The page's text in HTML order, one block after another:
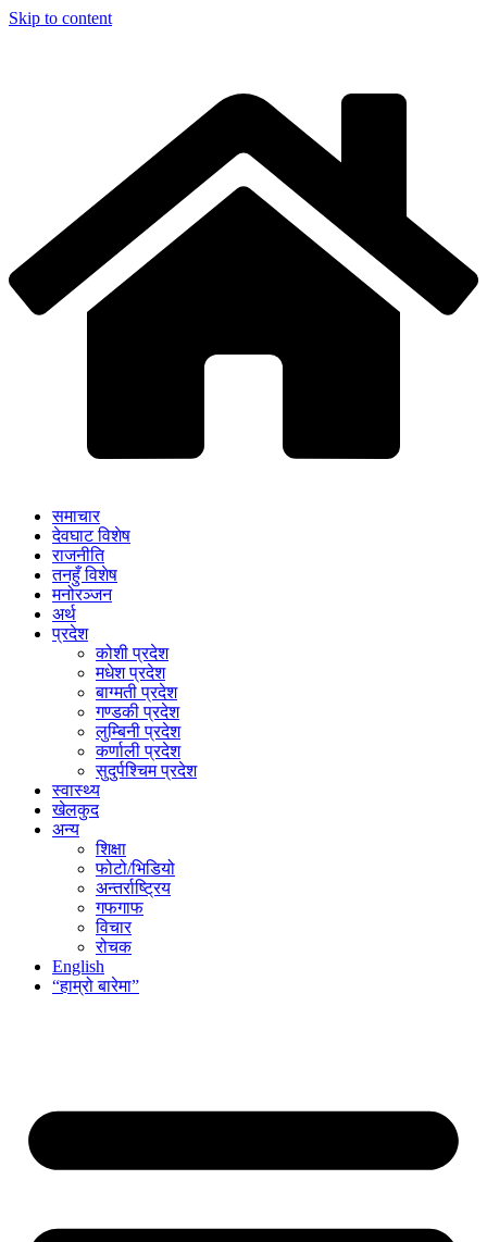
Skip to content
समाचार
देवघाट विशेष
राजनीति
तनहुँ विशेष
मनोरञ्जन
अर्थ
प्रदेश
कोशी प्रदेश
मधेश प्रदेश
बाग्मती प्रदेश
गण्डकी प्रदेश
लुम्बिनी प्रदेश
कर्णाली प्रदेश
सुदुर्पश्चिम प्रदेश
स्वास्थ्य
खेलकुद
अन्य
शिक्षा
फोटो/भिडियो
अन्तर्राष्ट्रिय
गफगाफ
विचार
रोचक
English
“हाम्रो बारेमा”